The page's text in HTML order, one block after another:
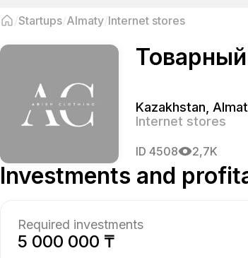
Startups Almaty Internet stores
ID 4508 2,7K
Kazakhstan
Internet stores
Investments and
Required investments
5 000 000 ₸